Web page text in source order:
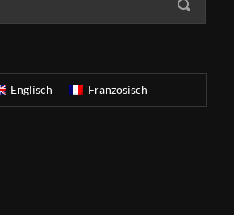
Englisch Französisch